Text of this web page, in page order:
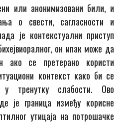
или анонимизовани били, и
о свести, сагласности и
је контекстуални приступ
он ипак може да
ако се претерано користи
контекст како би се
у тренутку слабости. Ово
је граница између корисне
утицаја на потрошачке